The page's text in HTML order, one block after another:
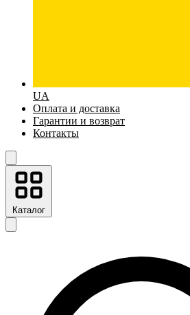
UA
Оплата и доставка
Гарантии и возврат
Контакты
Каталог